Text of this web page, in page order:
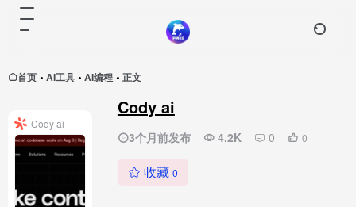
首页 • AI工具 • AI编程 • 正文
Cody ai
3个月前发布 4.2K 0 0
收藏 0
Cody ai